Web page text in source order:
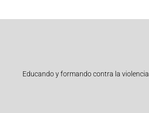
Educando y formando contra la violencia